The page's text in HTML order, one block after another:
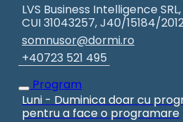
LVS Business Intelligence SRL,
CUI 31043257, J40/15184/
somnusor@dormi.ro
+40723 521 495
Program
Luni - Duminica doar cu
pentru a face o programare